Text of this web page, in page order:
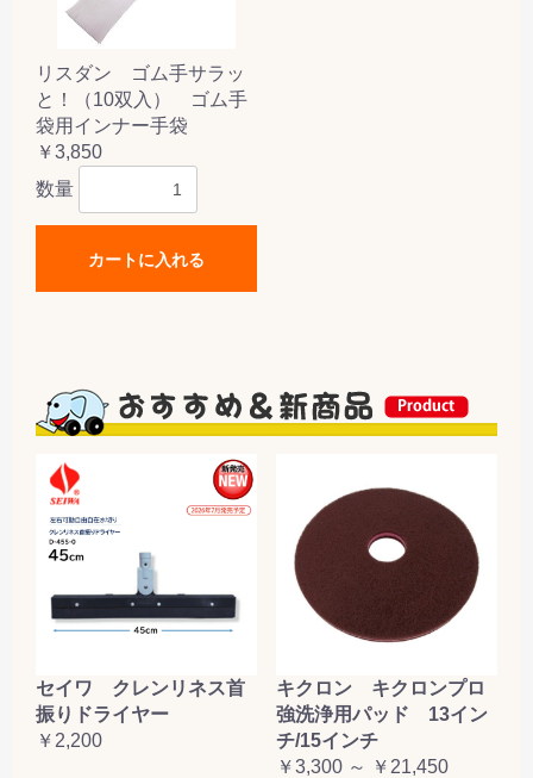
リスダン ゴム手サラッ
と！（10双入） ゴム手
袋用インナー手袋
￥3,850
数量
カートに入れる
セイワ クレンリネス首
振りドライヤー
￥2,200
キクロン キクロンプロ
強洗浄用パッド 13イン
チ/15インチ
￥3,300 ～ ￥21,450